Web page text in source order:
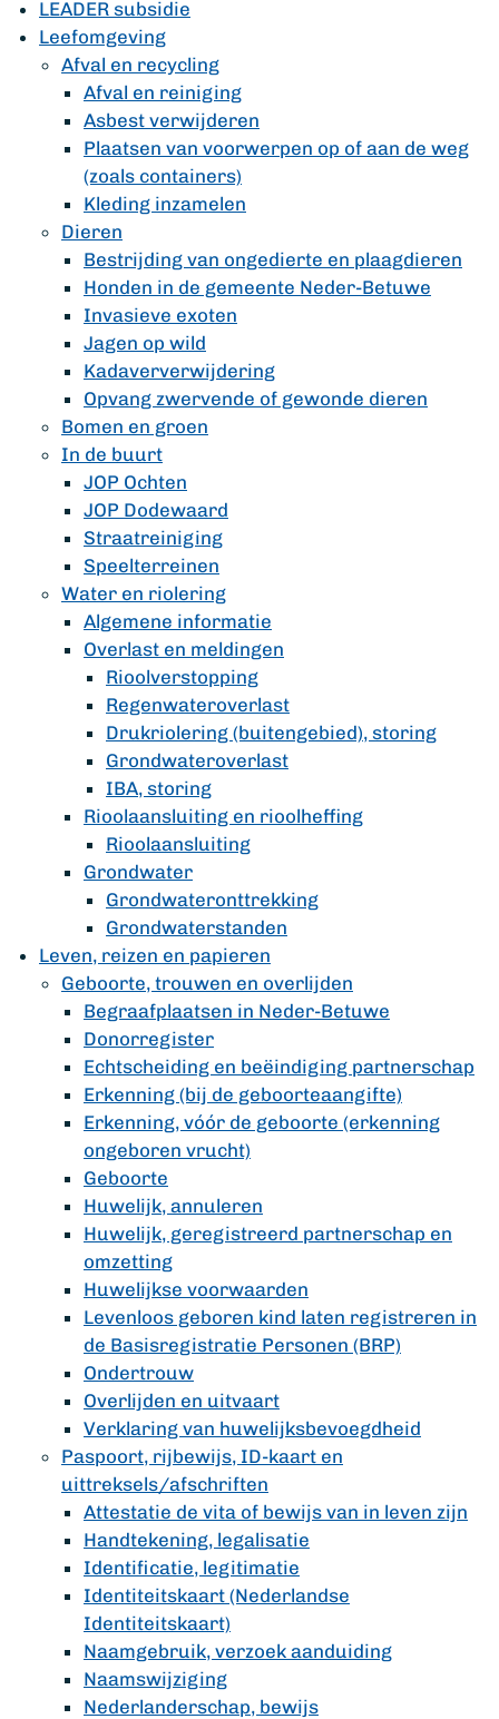
LEADER subsidie
Leefomgeving
Afval en recycling
Afval en reiniging
Asbest verwijderen
Plaatsen van voorwerpen op of aan de weg
(zoals containers)
Kleding inzamelen
Dieren
Bestrijding van ongedierte en plaagdieren
Honden in de gemeente Neder-Betuwe
Invasieve exoten
Jagen op wild
Kadaververwijdering
Opvang zwervende of gewonde dieren
Bomen en groen
In de buurt
JOP Ochten
JOP Dodewaard
Straatreiniging
Speelterreinen
Water en riolering
Algemene informatie
Overlast en meldingen
Rioolverstopping
Regenwateroverlast
Drukriolering (buitengebied), storing
Grondwateroverlast
IBA, storing
Rioolaansluiting en rioolheffing
Rioolaansluiting
Grondwater
Grondwateronttrekking
Grondwaterstanden
Leven, reizen en papieren
Geboorte, trouwen en overlijden
Begraafplaatsen in Neder-Betuwe
Donorregister
Echtscheiding en beëindiging partnerschap
Erkenning (bij de geboorteaangifte)
Erkenning, vóór de geboorte (erkenning
ongeboren vrucht)
Geboorte
Huwelijk, annuleren
Huwelijk, geregistreerd partnerschap en
omzetting
Huwelijkse voorwaarden
Levenloos geboren kind laten registreren in
de Basisregistratie Personen (BRP)
Ondertrouw
Overlijden en uitvaart
Verklaring van huwelijksbevoegdheid
Paspoort, rijbewijs, ID-kaart en
uittreksels/afschriften
Attestatie de vita of bewijs van in leven zijn
Handtekening, legalisatie
Identificatie, legitimatie
Identiteitskaart (Nederlandse
Identiteitskaart)
Naamgebruik, verzoek aanduiding
Naamswijziging
Nederlanderschap, bewijs